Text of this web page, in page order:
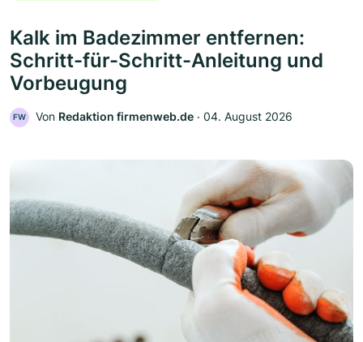
Kalk im Badezimmer entfernen:
Schritt-für-Schritt-Anleitung und
Vorbeugung
FW Von Redaktion firmenweb.de ‧ 04. August 2026